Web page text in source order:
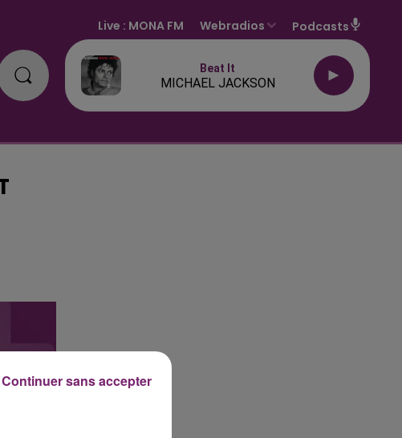
Live : MONA FM Webradios Podcasts
Beat It
MICHAEL JACKSON
Continuer sans accepter